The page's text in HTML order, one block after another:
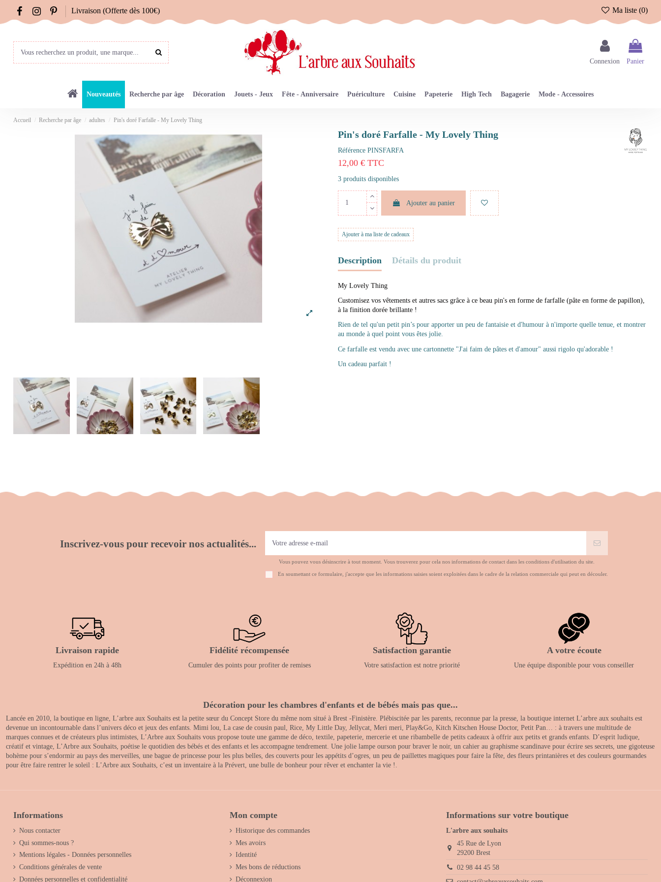
Livraison (Offerte dès 100€) Ma liste (0)
Connexion Panier
Nouveautés Recherche par âge Décoration Jouets - Jeux Fête - Anniversaire Puériculture Cuisine Papeterie High Tech Bagagerie Mode - Accessoires
Accueil Recherche par âge adultes Pin's doré Farfalle - My Lovely Thing
Pin's doré Farfalle - My Lovely Thing
Référence PINSFARFA
12,00 € TTC
3 produits disponibles
Ajouter au panier
Ajouter à ma liste de cadeaux
Description Détails du produit
My Lovely Thing
Customisez vos vêtements et autres sacs grâce à ce beau pin's en forme de farfalle (pâte en forme de papillon),
à la finition dorée brillante !
Rien de tel qu'un petit pin’s pour apporter un peu de fantaisie et d'humour à n'importe quelle tenue, et montrer
au monde à quel point vous êtes jolie.
Ce farfalle est vendu avec une cartonnette "J'ai faim de pâtes et d'amour" aussi rigolo qu'adorable !
Un cadeau parfait !
Inscrivez-vous pour recevoir nos actualités...
Vous pouvez vous désinscrire à tout moment. Vous trouverez pour cela nos informations de contact dans les conditions d'utilisation du site.
En soumettant ce formulaire, j'accepte que les informations saisies soient exploitées dans le cadre de la relation commerciale qui peut en découler.
Livraison rapide
Expédition en 24h à 48h
Fidélité récompensée
Cumuler des points pour profiter de remises
Satisfaction garantie
Votre satisfaction est notre priorité
A votre écoute
Une équipe disponible pour vous conseiller
Décoration pour les chambres d'enfants et de bébés mais pas que...
Lancée en 2010, la boutique en ligne, L’arbre aux Souhaits est la petite sœur du Concept Store du même nom situé à Brest -Finistère. Plébiscitée par les parents, reconnue par la presse, la boutique internet L’arbre aux souhaits est
devenue un incontournable dans l’univers déco et jeux des enfants. Mimi lou, La case de cousin paul, Rice, My Little Day, Jellycat, Meri meri, Play&Go, Kitch Kitschen House Doctor, Petit Pan… : à travers une multitude de
marques connues et de créateurs plus intimistes, L’Arbre aux Souhaits vous propose toute une gamme de déco, textile, papeterie, mercerie et une ribambelle de petits cadeaux à offrir aux petits et grands enfants. D’esprit ludique,
créatif et vintage, L’Arbre aux Souhaits, poétise le quotidien des bébés et des enfants et les accompagne tendrement. Une jolie lampe ourson pour braver le noir, un cahier au graphisme scandinave pour écrire ses secrets, une gigoteuse
bohème pour s’endormir au pays des merveilles, une bague de princesse pour les plus belles, des couverts pour les appétits d’ogres, un peu de paillettes magiques pour faire la fête, des fleurs printanières et des couleurs gourmandes
pour être faire rentrer le soleil : L’Arbre aux Souhaits, c’est un inventaire à la Prévert, une bulle de bonheur pour rêver et enchanter la vie !.
Informations
Nous contacter
Qui sommes-nous ?
Mentions légales - Données personnelles
Conditions générales de vente
Données personnelles et confidentialité
Mon compte
Historique des commandes
Mes avoirs
Identité
Mes bons de réductions
Déconnexion
Informations sur votre boutique
L'arbre aux souhaits
45 Rue de Lyon
29200 Brest
02 98 44 45 58